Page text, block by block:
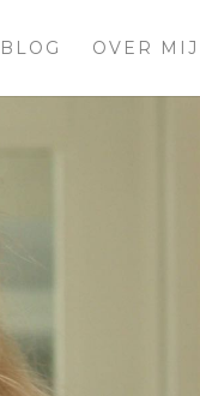
BLOG OVER MIJ